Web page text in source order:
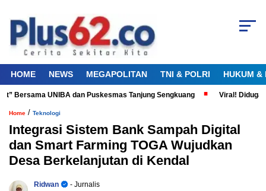
HOME NEWS MEGAPOLITAN TNI & POLRI HUKUM &
UNIBA dan Puskesmas Tanjung Sengkuang Viral! Diduga
Home / Teknologi
Integrasi Sistem Bank Sampah Digital
dan Smart Farming TOGA Wujudkan
Desa Berkelanjutan di Kendal
Ridwan
- Jurnalis